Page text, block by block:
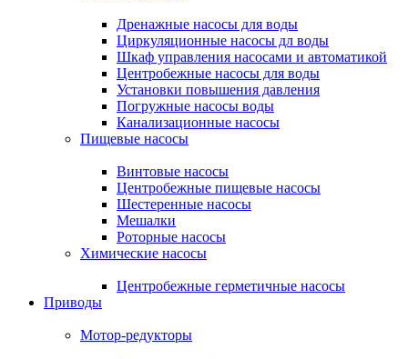
Дренажные насосы для воды
Циркуляционные насосы дл воды
Шкаф управления насосами и автоматикой
Центробежные насосы для воды
Установки повышения давления
Погружные насосы воды
Канализационные насосы
Пищевые насосы
Винтовые насосы
Центробежные пищевые насосы
Шестеренные насосы
Мешалки
Роторные насосы
Химические насосы
Центробежные герметичные насосы
Приводы
Мотор-редукторы